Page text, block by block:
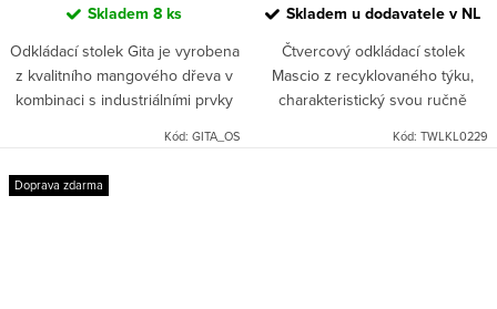
Skladem 8 ks
Odkládací stolek Gita je vyrobena
z kvalitního mangového dřeva v
kombinaci s industriálními prvky
teplo. Indický industriální nábytek
mango...
Kód: GITA_OS
Skladem u dodavatele v NL
Čtvercový odkládací stolek
Mascio z recyklovaného týku,
charakteristický svou ručně
Kód: TWLKL0229
Doprava zdarma